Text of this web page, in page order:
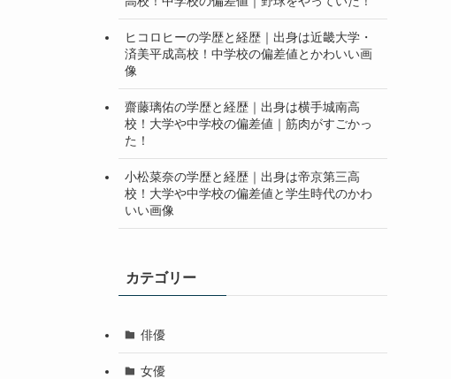
ヒコロヒーの学歴と経歴｜出身は近畿大学・
済美平成高校！中学校の偏差値とかわいい画
像
齋藤璃佑の学歴と経歴｜出身は横手城南高
校！大学や中学校の偏差値｜筋肉がすごかっ
た！
小松菜奈の学歴と経歴｜出身は帝京第三高
校！大学や中学校の偏差値と学生時代のかわ
いい画像
カテゴリー
俳優
女優